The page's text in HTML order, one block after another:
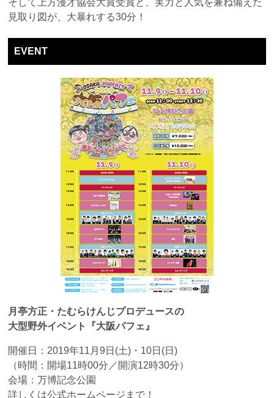
そして上方漫才協会大賞受賞と、実力と人気を兼ね備えた
見取り図が、大暴れする30分！
EVENT
月亭方正・たむらけんじプロデュースの
大型野外イベント『大阪パフェ』
開催日：2019年11月9日(土)・10日(日)
（時間：開場11時00分／開演12時30分）
会場：万博記念公園
詳しくは公式ホームページまで！